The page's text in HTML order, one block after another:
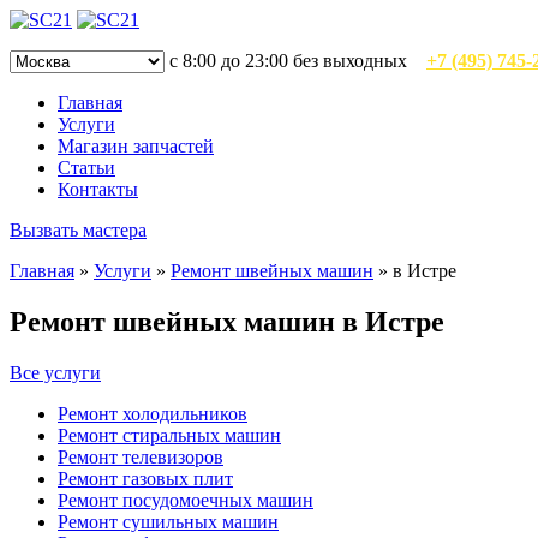
с 8:00 до 23:00 без выходных +7 (495) 745-
Главная
Услуги
Магазин запчастей
Статьи
Контакты
Вызвать мастера
Главная » Услуги » Ремонт швейных машин » в Истре
Ремонт швейных машин в Истре
Все услуги
Ремонт холодильников
Ремонт стиральных машин
Ремонт телевизоров
Ремонт газовых плит
Ремонт посудомоечных машин
Ремонт сушильных машин